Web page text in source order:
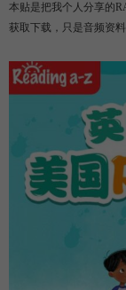
本贴是把我个人分享的
获取下载，只是音频资